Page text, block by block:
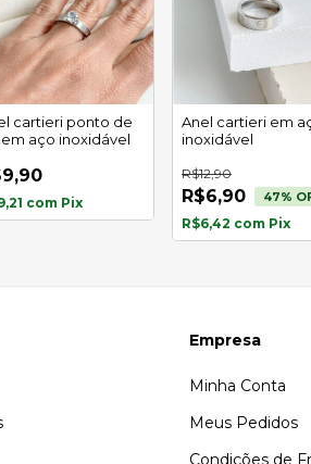
cartieri ponto de
em aço inoxidável
com Pix
Anel cartieri em
inoxidável
R$6,90
R$12,90
47%
R$6,42 com Pix
Empresa
Minha Conta
Meus Pedidos
Condições de